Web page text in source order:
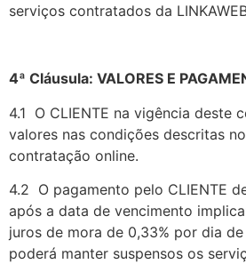
serviços contratados da
4ª Cláusula: VALORES E
4.1 O CLIENTE na vigência deste
valores nas condições descritas
contratação online.
4.2 O pagamento pelo CLIENTE
após a data de vencimento
juros de mora de 0,33% por dia de
poderá manter suspensos os